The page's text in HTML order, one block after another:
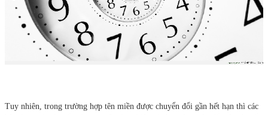
Tuy nhiên, trong trường hợp tên miền được chuyển đổi gần hết hạn thì các